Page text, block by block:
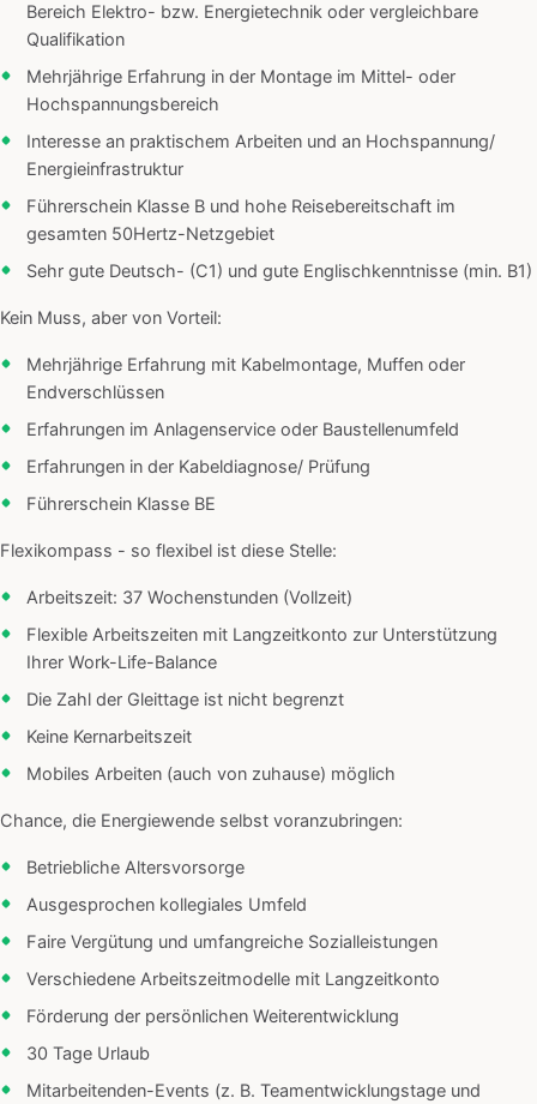
Bereich Elektro- bzw. Energietechnik oder vergleichbare
Qualifikation
Mehrjährige Erfahrung in der Montage im Mittel- oder
Hochspannungsbereich
Interesse an praktischem Arbeiten und an Hochspannung/
Energieinfrastruktur
Führerschein Klasse B und hohe Reisebereitschaft im
gesamten 50Hertz-Netzgebiet
Sehr gute Deutsch- (C1) und gute Englischkenntnisse (min. B1)
Kein Muss, aber von Vorteil:
Mehrjährige Erfahrung mit Kabelmontage, Muffen oder
Endverschlüssen
Erfahrungen im Anlagenservice oder Baustellenumfeld
Erfahrungen in der Kabeldiagnose/ Prüfung
Führerschein Klasse BE
Flexikompass - so flexibel ist diese Stelle:
Arbeitszeit: 37 Wochenstunden (Vollzeit)
Flexible Arbeitszeiten mit Langzeitkonto zur Unterstützung
Ihrer Work-Life-Balance
Die Zahl der Gleittage ist nicht begrenzt
Keine Kernarbeitszeit
Mobiles Arbeiten (auch von zuhause) möglich
Chance, die Energiewende selbst voranzubringen:
Betriebliche Altersvorsorge
Ausgesprochen kollegiales Umfeld
Faire Vergütung und umfangreiche Sozialleistungen
Verschiedene Arbeitszeitmodelle mit Langzeitkonto
Förderung der persönlichen Weiterentwicklung
30 Tage Urlaub
Mitarbeitenden-Events (z. B. Teamentwicklungstage und